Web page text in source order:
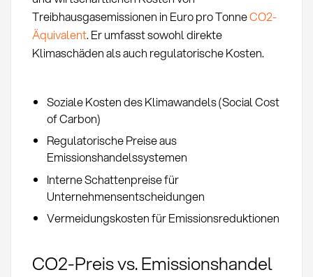
Treibhausgasemissionen in Euro pro TonneCO2-
Äquivalent. Er umfasst sowohl direkte
Klimaschäden als auch regulatorische Kosten.
Soziale Kosten des Klimawandels (Social Cost
of Carbon)
Regulatorische Preise aus
Emissionshandelssystemen
Interne Schattenpreise für
Unternehmensentscheidungen
Vermeidungskosten für Emissionsreduktionen
CO2-Preis vs. Emissionshandel